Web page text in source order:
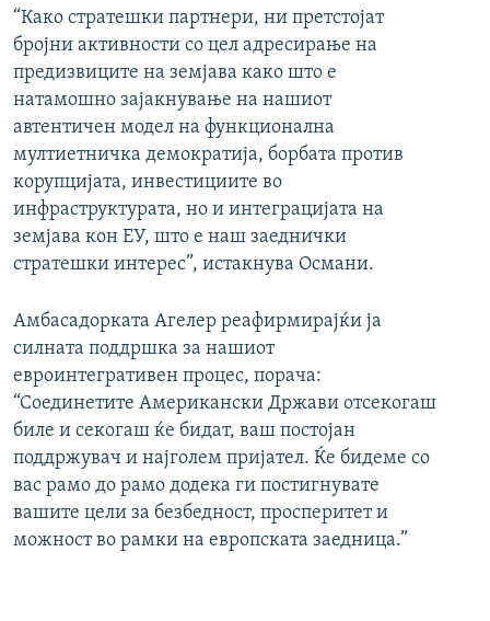
“Како стратешки партнери, ни претстојат
бројни активности со цел адресирање на
предизвиците на земјава како што е
натамошно зајакнување на нашиот
автентичен модел на функционална
мултиетничка демократија, борбата против
корупцијата, инвестициите во
инфраструктурата, но и интеграцијата на
земјава кон ЕУ, што е наш заеднички
стратешки интерес”, истакнува Османи.
Амбасадорката Агелер реафирмирајќи ја
силната поддршка за нашиот
евроинтегративен процес, порача:
“Соединетите Американски Држави отсекогаш
биле и секогаш ќе бидат, ваш постојан
поддржувач и најголем пријател. Ќе бидеме со
вас рамо до рамо додека ги постигнувате
вашите цели за безбедност, просперитет и
можност во рамки на европската заедница.”